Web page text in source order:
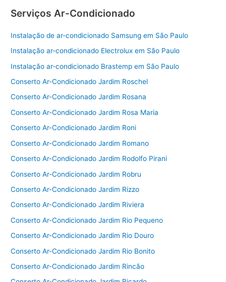
Serviços Ar-Condicionado
Instalação de ar-condicionado Samsung em São Paulo
Instalação ar-condicionado Electrolux em São Paulo
Instalação ar-condicionado Brastemp em São Paulo
Conserto Ar-Condicionado Jardim Roschel
Conserto Ar-Condicionado Jardim Rosana
Conserto Ar-Condicionado Jardim Rosa Maria
Conserto Ar-Condicionado Jardim Roni
Conserto Ar-Condicionado Jardim Romano
Conserto Ar-Condicionado Jardim Rodolfo Pirani
Conserto Ar-Condicionado Jardim Robru
Conserto Ar-Condicionado Jardim Rizzo
Conserto Ar-Condicionado Jardim Riviera
Conserto Ar-Condicionado Jardim Rio Pequeno
Conserto Ar-Condicionado Jardim Rio Douro
Conserto Ar-Condicionado Jardim Rio Bonito
Conserto Ar-Condicionado Jardim Rincão